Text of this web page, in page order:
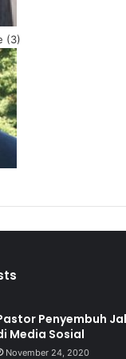
(3)
Penyembuh
Media Sosial
November 24, 2020